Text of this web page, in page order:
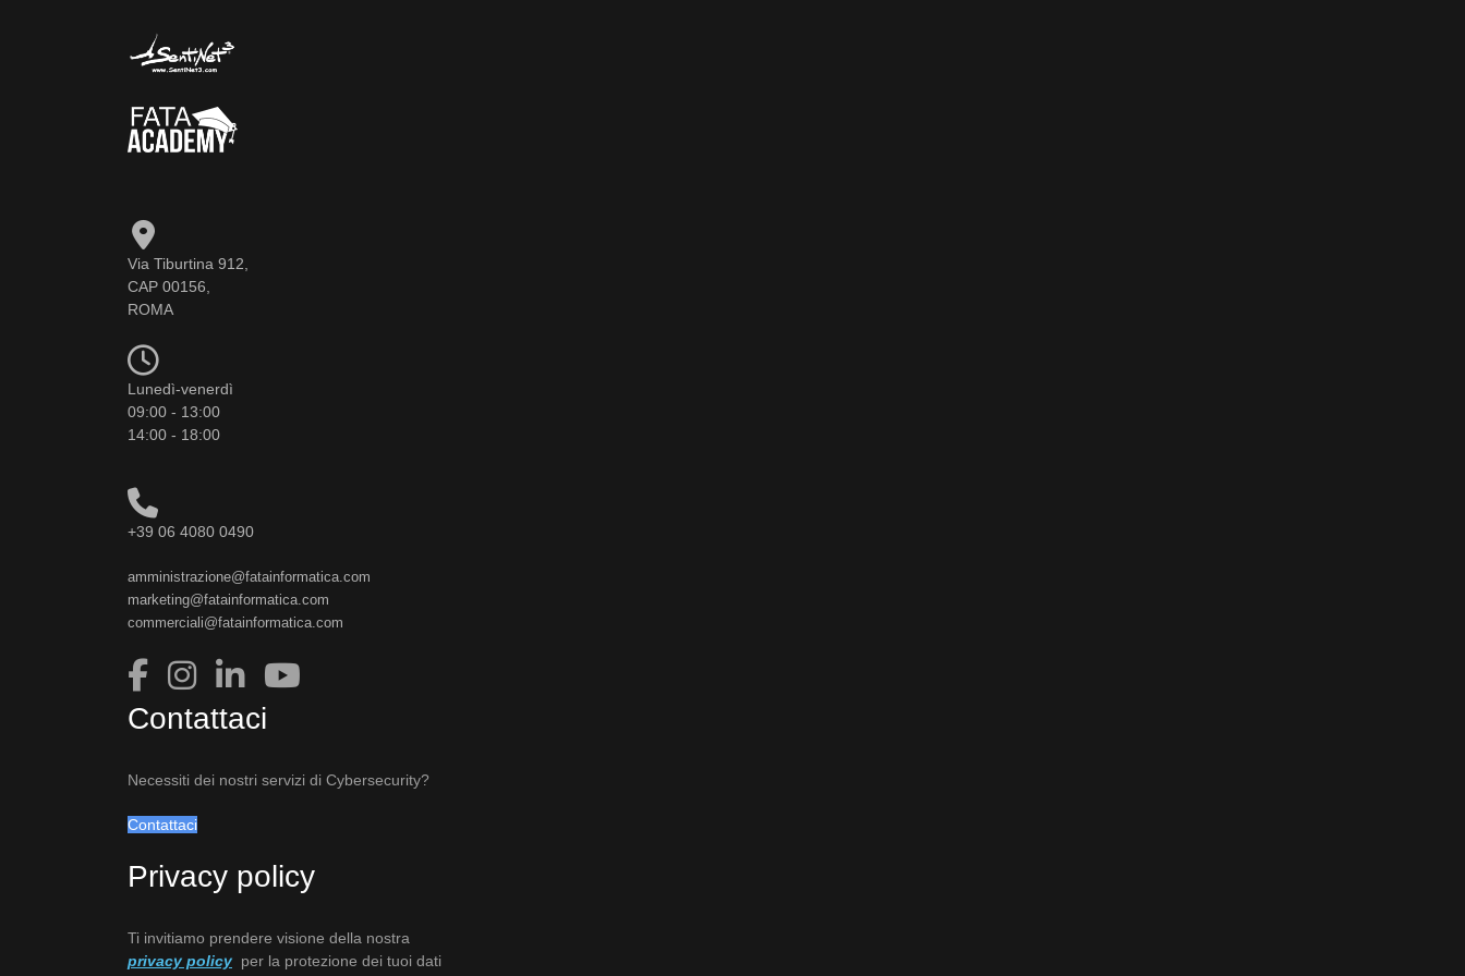
Via Tiburtina 912,
CAP 00156,
ROMA
Lunedì-venerdì
09:00 - 13:00
14:00 - 18:00
+39 06 4080 0490
amministrazione@fatainformatica.com
marketing@fatainformatica.com
commerciali@fatainformatica.com
Contattaci
Necessiti dei nostri servizi di Cybersecurity?
Contattaci
Privacy policy
Ti invitiamo prendere visione della nostra
privacy policy per la protezione dei tuoi dati